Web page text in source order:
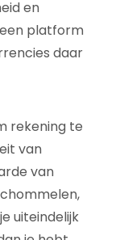
en
platform
daar
rekening te
van
van
uiteindelijk